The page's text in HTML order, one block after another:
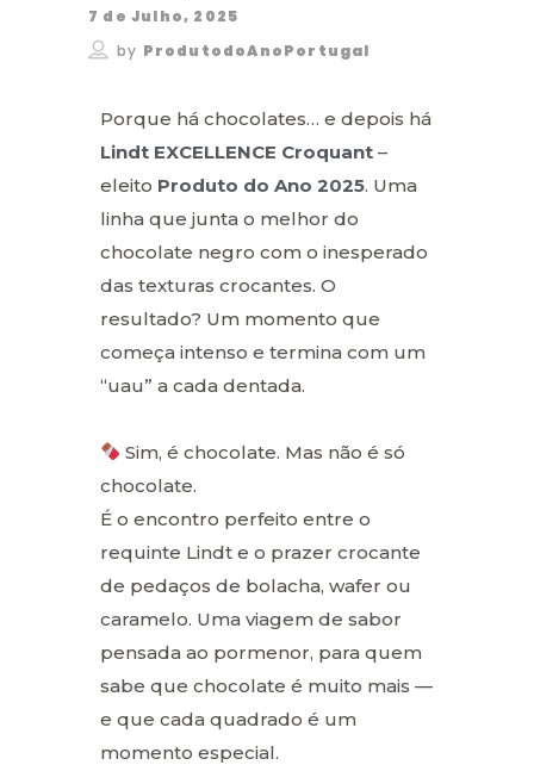
7 de Julho, 2025
by ProdutodoAnoPortugal
Porque há chocolates… e depois há
Lindt EXCELLENCE Croquant –
eleito Produto do Ano 2025. Uma
linha que junta o melhor do
chocolate negro com o inesperado
das texturas crocantes. O
resultado? Um momento que
começa intenso e termina com um
“uau” a cada dentada.
Sim, é chocolate. Mas não é só
chocolate.
É o encontro perfeito entre o
requinte Lindt e o prazer crocante
de pedaços de bolacha, wafer ou
caramelo. Uma viagem de sabor
pensada ao pormenor, para quem
sabe que chocolate é muito mais —
e que cada quadrado é um
momento especial.